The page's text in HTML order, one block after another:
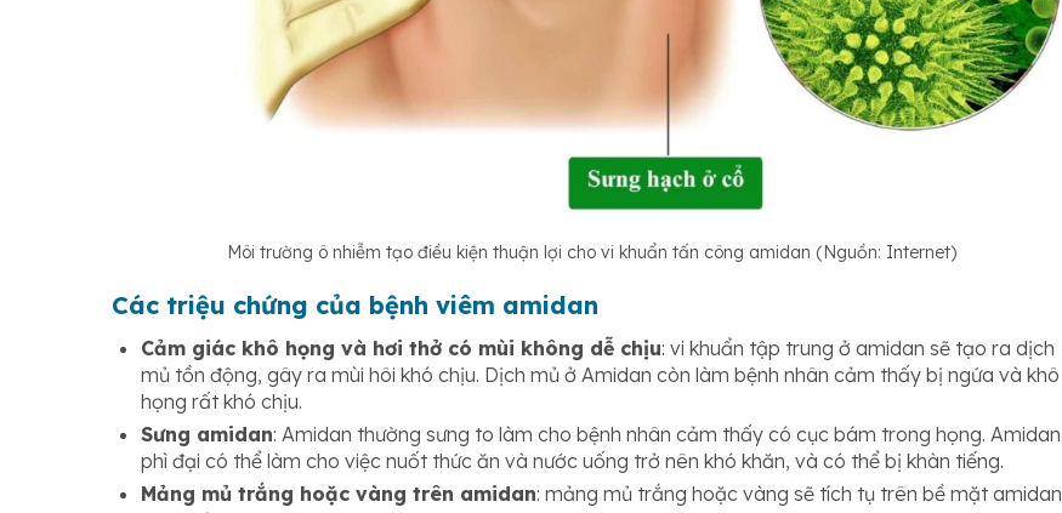
Môi trường ô nhiễm tạo điều kiện thuận lợi cho vi khuẩn tấn công amidan (Nguồn: Internet)
Các triệu chứng của bệnh viêm amidan
Cảm giác khô họng và hơi thở có mùi không dễ chịu: vi khuẩn tập trung ở amidan sẽ tạo ra dịch
mủ tồn động, gây ra mùi hôi khó chịu. Dịch mủ ở Amidan còn làm bệnh nhân cảm thấy bị ngứa và khô
họng rất khó chịu.
Sưng amidan: Amidan thường sưng to làm cho bệnh nhân cảm thấy có cục bám trong họng. Amidan
phì đại có thể làm cho việc nuốt thức ăn và nước uống trở nên khó khăn, và có thể bị khàn tiếng.
Mảng mủ trắng hoặc vàng trên amidan: mảng mủ trắng hoặc vàng sẽ tích tụ trên bề mặt amidan